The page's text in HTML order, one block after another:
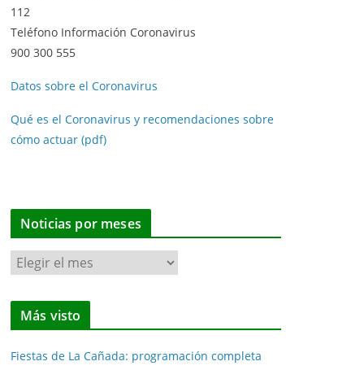
112
Teléfono Información Coronavirus
900 300 555
Datos sobre el Coronavirus
Qué es el Coronavirus y recomendaciones sobre
cómo actuar (pdf)
Noticias por meses
N
o
t
i
Más visto
Fiestas de La Cañada: programación completa